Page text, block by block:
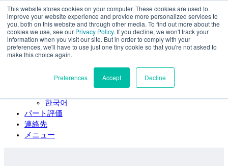
This website stores cookies on your computer. These cookies are used to
improve your website experience and provide more personalized services to
you, both on this website and through other media. To find out more about the
cookies we use, see our Privacy Policy. If you decline, we won't track your
information when you visit our site. But in order to comply with your
preferences, we'll have to use just one tiny cookie so that you're not asked to
make this choice again.
Preferences Accept Decline
本文へスキップ
SPEE3D
日本語
English
Español
Français
한국어
パート評価
連絡先
メニュー